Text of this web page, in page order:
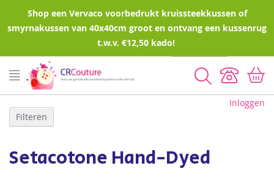
Shop een Vervaco voorbedrukt kruissteekkussen of
smyrnakussen van 40x40cm groot en ontvang een kussenrug
t.w.v. €12,50 kado!
Zoeken
Inloggen
Setacotone Hand-Dyed
Filteren